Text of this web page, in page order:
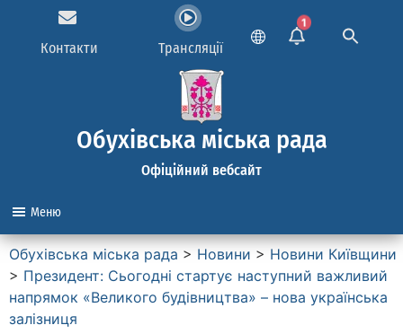
Контакти Трансляції
1
Обухівська міська рада
Офіційний вебсайт
Меню
Обухівська міська рада > Новини > Новини Київщини
> Президент: Сьогодні стартує наступний важливий
напрямок «Великого будівництва» – нова українська
залізниця